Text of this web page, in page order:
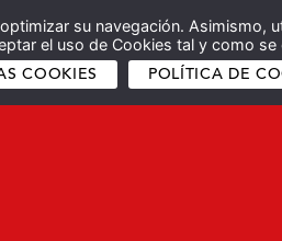
su navegación. Asimismo,
el uso de Cookies tal y como
COOKIES POLÍTICA DE